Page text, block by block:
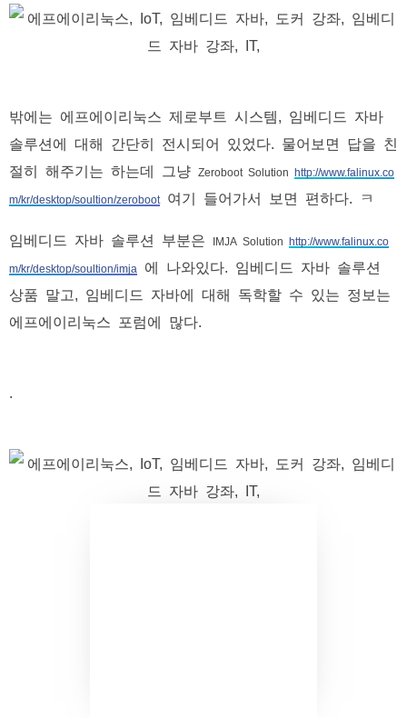
밖에는 에프에이리눅스 제로부트 시스템, 임베디드 자바
솔루션에 대해 간단히 전시되어 있었다. 물어보면 답을 친
절히 해주기는 하는데 그냥
Zeroboot Solution http://www.falinux.co
m/kr/desktop/soultion/zeroboot여기 들어가서 보면 편하다. ㅋ
임베디드 자바 솔루션 부분은 IMJA Solution http://www.falinux.co
m/kr/desktop/soultion/imja
에 나와있다. 임베디드 자바 솔루션
상품 말고, 임베디드 자바에 대해 독학할 수 있는 정보는
에프에이리눅스 포럼에 많다.